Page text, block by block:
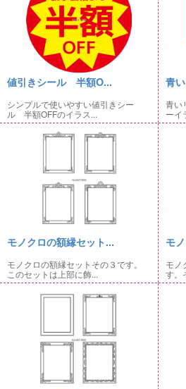
値引きシール 半額O...
シンプルで使いやすい値引きシー
ル 半額OFFのイラス...
青
青い
ーイ
モノクロの額縁セット...
モノクロの額縁セットその３です。
このセットは上部に飾...
モ
モノ
す。